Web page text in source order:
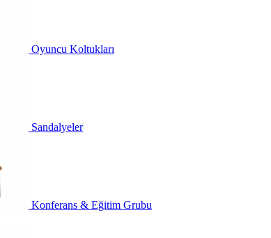
Oyuncu Koltukları
Sandalyeler
Konferans & Eğitim Grubu